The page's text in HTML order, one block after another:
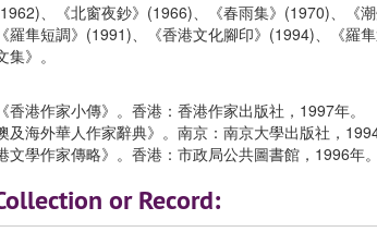
、《北窗夜鈔》(1966)、《春雨集》(1970)、《
羅隼短調》(1991)、《香港文化腳印》(1994)、《羅
》。
香港作家小傳》。香港：香港作家出版社，1997年。
及海外華人作家辭典》。南京：南京大學出版社，1994
文學作家傳略》。香港：市政局公共圖書館，1996年。
or Record: